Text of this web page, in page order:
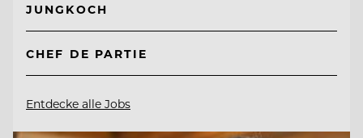
JUNGKOCH
CHEF DE PARTIE
Entdecke alle Jobs